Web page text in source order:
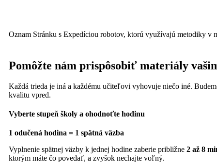
Oznam Stránku s Expedíciou robotov, ktorú využívajú metodiky v
Pomôžte nám prispôsobiť materiály
Každá trieda je iná a každému učiteľovi vyhovuje niečo iné.
kvalitu vpred.
Vyberte stupeň školy a ohodnoťte hodinu
1 odučená hodina = 1 spätná väzba
Vyplnenie spätnej väzby k jednej hodine zaberie približne 2 až 8
ktorým máte čo povedať, a zvyšok nechajte voľný.